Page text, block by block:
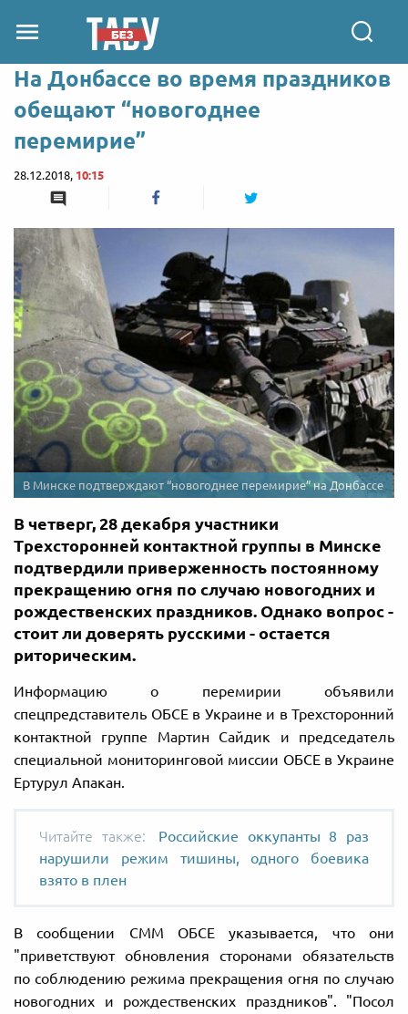
На Донбассе во время праздников
обещают “новогоднее
перемирие”
28.12.2018, 10:15
В Минске подтверждают “новогоднее перемирие” на Донбассе
В четверг, 28 декабря участники
Трехсторонней контактной группы в Минске
подтвердили приверженность постоянному
прекращению огня по случаю новогодних и
рождественских праздников. Однако вопрос -
стоит ли доверять русскими - остается
риторическим.
Информацию о перемирии объявили
спецпредставитель ОБСЕ в Украине и в Трехсторонний
контактной группе Мартин Сайдик и председатель
специальной мониторинговой миссии ОБСЕ в Украине
Ертурул Апакан.
Российские оккупанты 8 раз
нарушили режим тишины, одного боевика
взято в плен
В сообщении СММ ОБСЕ указывается, что они
"приветствуют обновления сторонами обязательств
по соблюдению режима прекращения огня по случаю
новогодних и рождественских праздников". "Посол